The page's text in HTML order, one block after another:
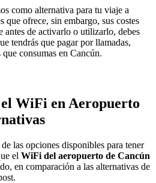
como alternativa para tu viaje a
que ofrece, sin embargo, sus costes
antes de activarlo o utilizarlo, debes
tendrás que pagar por llamadas,
consumas en Cancún.
WiFi en Aeropuerto
las opciones disponibles para tener
el WiFi del aeropuerto de Cancún
en comparación a las alternativas de